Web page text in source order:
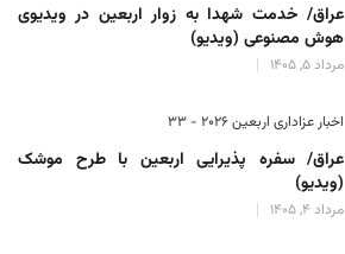
عراق/ خدمت شهدا به زوار اربعین در ویدیوی
هوش مصنوعی (ویدیو)
مرداد 5, 1405
اخبار عزاداری اربعین ۲۰۲۶ - 33
عراق/ سفره پذیرایی اربعین با طرح موشک
(ویدیو)
مرداد 4, 1405